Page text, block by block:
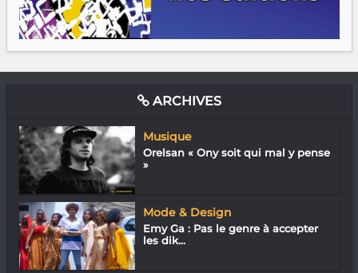
ARCHIVES
Musique
Orelsan « Ony soit qui mal y pense
»
Mode & Design
Emy Ga : Pas le genre à accepter
les dik...